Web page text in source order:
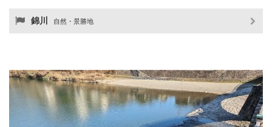
錦川 自然・景勝地